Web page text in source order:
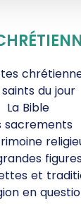
saints du jour
La Bible
sacrements
et
en